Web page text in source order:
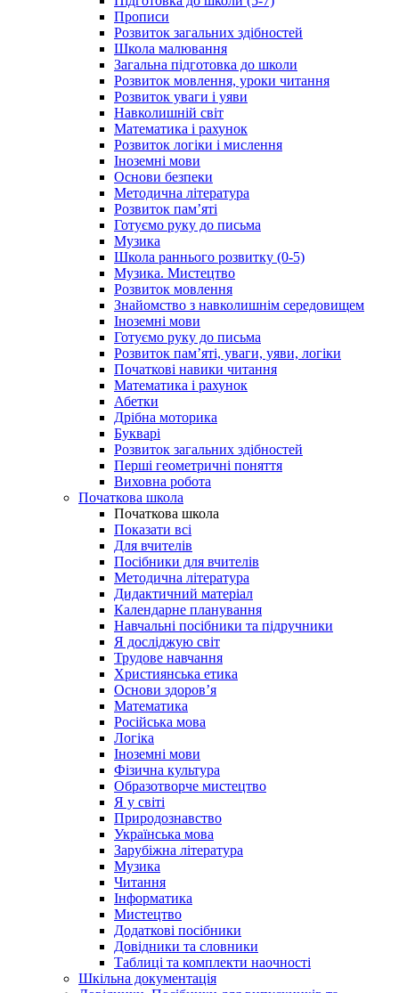
Прописи
Розвиток загальних здібностей
Школа малювання
Загальна підготовка до школи
Розвиток мовлення, уроки читання
Розвиток уваги і уяви
Навколишній світ
Математика і рахунок
Розвиток логіки і мислення
Іноземні мови
Основи безпеки
Методична література
Розвиток пам’яті
Готуємо руку до письма
Музика
Школа раннього розвитку (0-5)
Музика. Мистецтво
Розвиток мовлення
Знайомство з навколишнім середовищем
Іноземні мови
Готуємо руку до письма
Розвиток пам’яті, уваги, уяви, логіки
Початкові навики читання
Математика і рахунок
Абетки
Дрібна моторика
Букварі
Розвиток загальних здібностей
Перші геометричні поняття
Виховна робота
Початкова школа
Початкова школа
Показати всі
Для вчителів
Посібники для вчителів
Методична література
Дидактичний матеріал
Календарне планування
Навчальні посібники та підручники
Я досліджую світ
Трудове навчання
Християнська етика
Основи здоров’я
Математика
Російська мова
Логіка
Іноземні мови
Фізична культура
Образотворче мистецтво
Я у світі
Природознавство
Українська мова
Зарубіжна література
Музика
Читання
Інформатика
Мистецтво
Додаткові посібники
Довідники та словники
Таблиці та комплекти наочності
Шкільна документація